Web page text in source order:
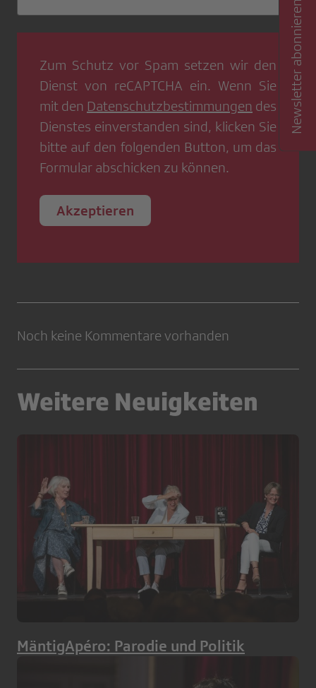
Zum Schutz vor Spam setzen wir den
Dienst von reCAPTCHA ein. Wenn Sie
mit den Datenschutzbestimmungen des
Dienstes einverstanden sind, klicken Sie
bitte auf den folgenden Button, um das
Formular abschicken zu können.
Akzeptieren
Noch keine Kommentare vorhanden
Weitere Neuigkeiten
MäntigApéro: Parodie und Politik
Newsletter abonnieren